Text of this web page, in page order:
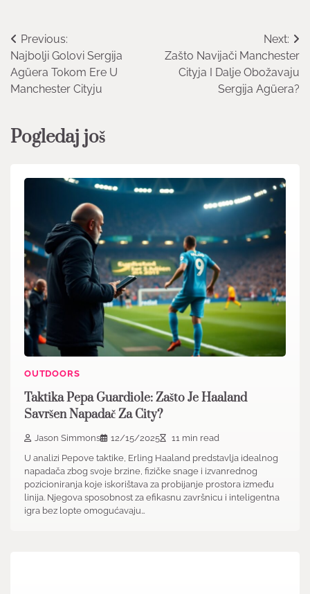
Post
navigation
Previous:
Najbolji Golovi Sergija
Agüera Tokom Ere U
Manchester Cityju
Next:
Zašto Navijači Manchester
Cityja I Dalje Obožavaju
Sergija Agüera?
Pogledaj još
OUTDOORS
Taktika Pepa Guardiole: Zašto Je Haaland
Savršen Napadač Za City?
Jason Simmons 12/15/2025
11 min read
U analizi Pepove taktike, Erling Haaland predstavlja idealnog
napadača zbog svoje brzine, fizičke snage i izvanrednog
pozicioniranja koje iskorištava za probijanje prostora između
linija. Njegova sposobnost za efikasnu završnicu i inteligentna
igra bez lopte omogućavaju…